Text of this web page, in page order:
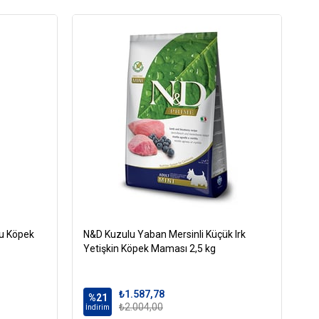
Küspesi
Köpek
N&D Kuzulu Yaban Mersinli Küçük Irk
Yetişkin Köpek Maması 2,5 kg
%21
İndirim
₺1.587,78
₺2.004,00